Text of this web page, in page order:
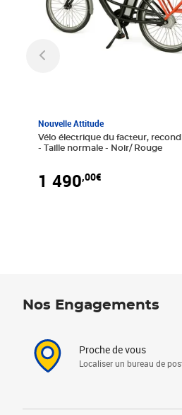
Nouvelle Attitude
Vélo électrique du facteur,
- Taille normale - Noir/ Rouge
1 490,00€
Nos Engagements
Proche de vous
Localiser un bureau de